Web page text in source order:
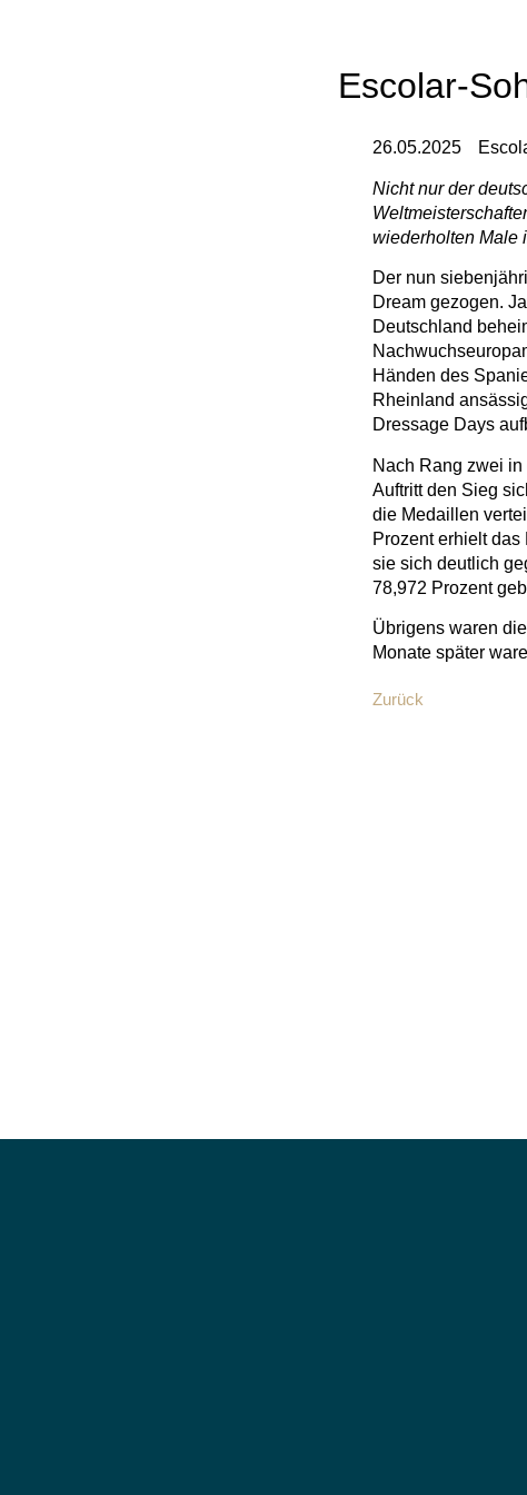
Escolar-
26.05.2025
Nicht nur der
wiederholten Male
Der nun
Dream gezogen.
Deutschland
Händen des
Rheinland
Dressage Days
Nach Rang zwei
Auftritt den Sieg
die Medaillen
Prozent erhielt
sie sich deutlich
78,972 Prozent
Übrigens waren
Monate später
Zurück